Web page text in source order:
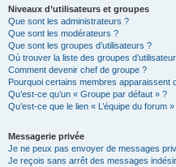
Niveaux d’utilisateurs et groupes
Que sont les administrateurs ?
Que sont les modérateurs ?
Que sont les groupes d’utilisateurs ?
Où trouver la liste des groupes
Comment devenir chef de groupe ?
Pourquoi certains membres apparaissent
Qu’est-ce qu’un « Groupe par défaut » ?
Qu’est-ce que le lien « L’équipe du forum »
Messagerie privée
Je ne peux pas envoyer de messages
Je reçois sans arrêt des messages